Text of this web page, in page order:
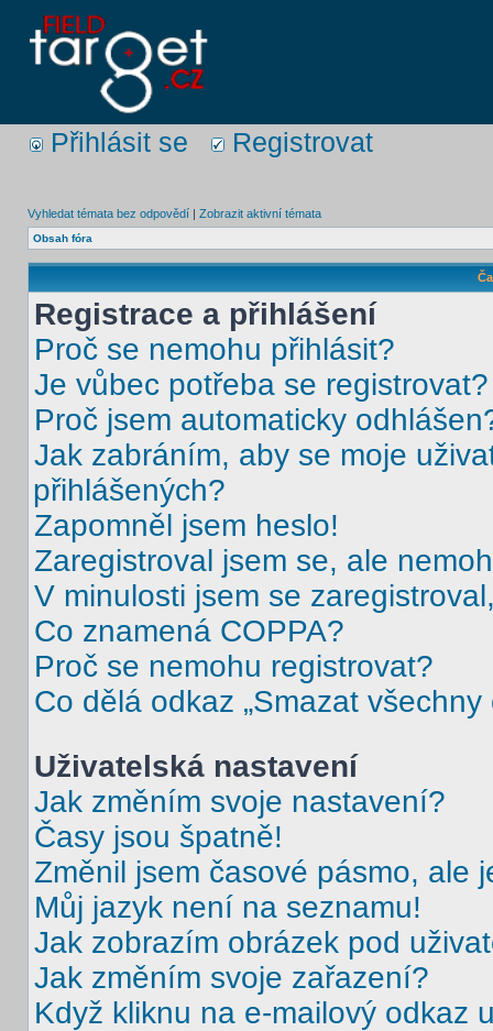
Přihlásit se Registrovat
Vyhledat témata bez odpovědí | Zobrazit aktivní témata
Obsah fóra
Registrace a přihlášení
Proč se nemohu přihlásit?
Je vůbec potřeba se registrovat?
Proč jsem automaticky
Jak zabráním, aby se moje
přihlášených?
Zapomněl jsem heslo!
Zaregistroval jsem se, ale
V minulosti jsem se
Co znamená COPPA?
Proč se nemohu registrovat?
Co dělá odkaz „Smazat všechny
Uživatelská nastavení
Jak změním svoje nastavení?
Časy jsou špatně!
Změnil jsem časové pásmo, ale
Můj jazyk není na seznamu!
Jak zobrazím obrázek pod
Jak změním svoje zařazení?
Když kliknu na e-mailový odkaz